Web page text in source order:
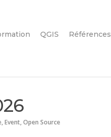
QGIS Références
,Event,Open Source